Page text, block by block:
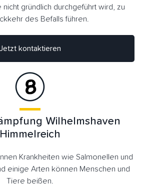
nicht gründlich durchgeführt wird, zu
des Befalls führen.
Jetzt kontaktieren
Wilhelmshaven
Himmelreich
Krankheiten wie Salmonellen und
einige Arten können Menschen und
Tiere beißen.